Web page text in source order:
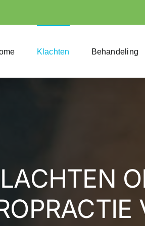
Klachten Behandeling